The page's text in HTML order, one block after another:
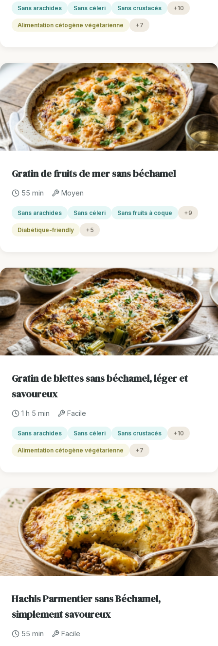
Sans arachides Sans céleri Sans crustacés +10
Alimentation cétogène végétarienne +7
Gratin de fruits de mer sans béchamel
55 min Moyen
Sans arachides Sans céleri Sans fruits à coque +9
Diabétique-friendly +5
Gratin de blettes sans béchamel, léger et
savoureux
1 h 5 min Facile
Sans arachides Sans céleri Sans crustacés +10
Alimentation cétogène végétarienne +7
Hachis Parmentier sans Béchamel,
simplement savoureux
55 min Facile